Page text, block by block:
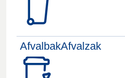
AfvalbakAfvalzak